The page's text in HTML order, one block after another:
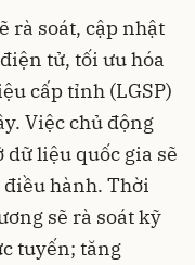
rà soát, cập nhật
tử, tối ưu hóa
cấp tỉnh (LGSP)
Việc chủ động
liệu quốc gia sẽ
hành. Thời
sẽ rà soát kỹ
tuyến; tăng